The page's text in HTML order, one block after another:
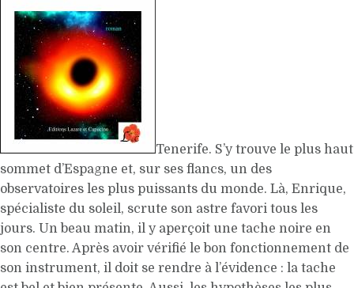
Tenerife. S’y trouve le plus haut
sommet d’Espagne et, sur ses flancs, un des
observatoires les plus puissants du monde. Là, Enrique,
spécialiste du soleil, scrute son astre favori tous les
jours. Un beau matin, il y aperçoit une tache noire en
son centre. Après avoir vérifié le bon fonctionnement de
son instrument, il doit se rendre à l’évidence : la tache